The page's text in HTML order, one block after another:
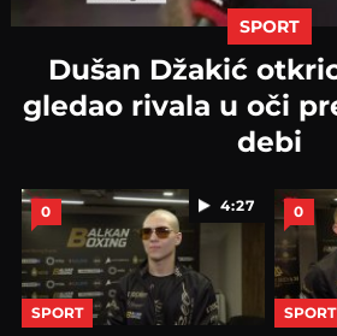
SPORT
Dušan Džakić
gledao rivala u oči
debi
4:27
0
SPORT
0
SPORT